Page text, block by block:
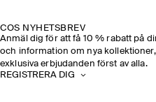
COS NYHETSBREV
Anmäl dig för att få 10 % rabatt på
och information om nya
exklusiva erbjudanden först av alla.
REGISTRERA DIG